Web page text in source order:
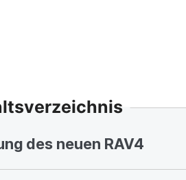
des neuen RAV4